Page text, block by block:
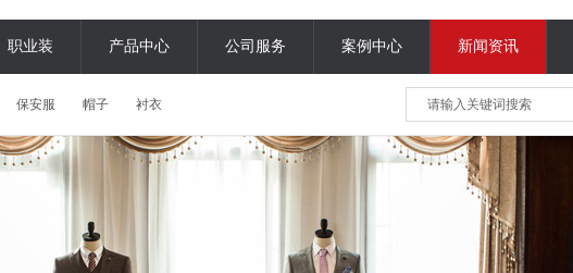
职业装 产品中心 公司服务 案例中心 新闻资讯
保安服 帽子 衬衣